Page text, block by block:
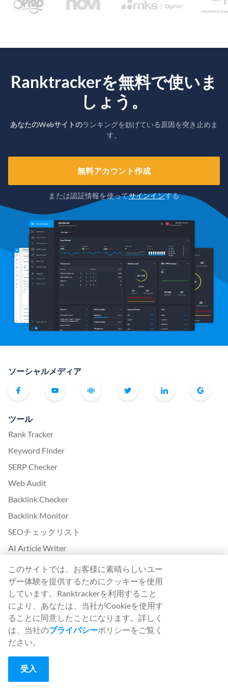
Ranktrackerを無料で使いま
しょう。
あなたのWebサイトのランキングを妨げている原因を突き止めま
す。
無料アカウント作成
または認証情報を使ってサインインする
ソーシャルメディア
ツール
Rank Tracker
Keyword Finder
SERP Checker
Web Audit
Backlink Checker
Backlink Monitor
SEOチェックリスト
AI Article Writer
無料です。SERPシミュレーター
Ranktrackerの詳細
White Label SaaS Backlink Service
仕組み
アフィリエイト・プログラム
ブログ
SEO用語集
このサイトでは、お客様に素晴らしいユー
ザー体験を提供するためにクッキーを使用
しています。Ranktrackerを利用すること
により、あなたは、当社がCookieを使用す
ることに同意したことになります。詳しく
は、当社のプライバシーポリシーをご覧く
ださい。
受入